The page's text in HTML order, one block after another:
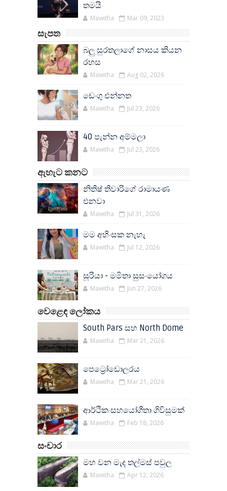
තමයි
Mawitha Mar 09, 2023
සැපත
බලු සුරතලාගේ නාසය කියන
රහස
Mawitha Aug 02, 2026
ඩෙංගු එන්නත
Mawitha Jul 23, 2026
40 පැන්න අම්මලා
Mawitha Jul 23, 2026
ඇහැට කනට
නිතිෂ් තිවාරිගේ රාමායණ
එනවා
Mawitha Jul 31, 2026
මම අහිංසක නැහැ
Mawitha Jul 12, 2026
සූරියා - මමිතා සුසංයෝගය
Mawitha Jun 27, 2026
වෙළෙඳ ලෝකය
South Pars සහ North Dome
Mawitha Mar 21, 2026
පෙට්‍රෝඩොලරය
Mawitha Mar 21, 2026
ආර්ථික සහයෝගීතා ගිවිසුමක්
Mawitha Feb 18, 2026
සංචාර
මහ වන මැද තල්මස් පවුල
Mawitha Apr 12, 2026